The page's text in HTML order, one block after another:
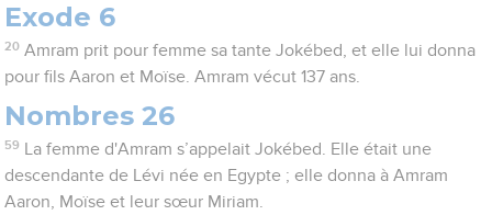
Exode 6
20 Amram prit pour femme sa tante Jokébed, et elle lui donna
pour fils Aaron et Moïse. Amram vécut 137 ans.
Nombres 26
59
La femme d'Amram s’appelait Jokébed. Elle était une
descendante de Lévi née en Egypte ; elle donna à Amram
Aaron, Moïse et leur sœur Miriam.